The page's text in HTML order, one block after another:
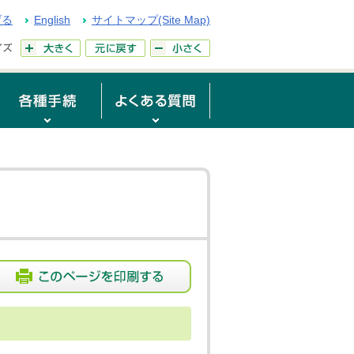
English サイトマップ(Site Map)